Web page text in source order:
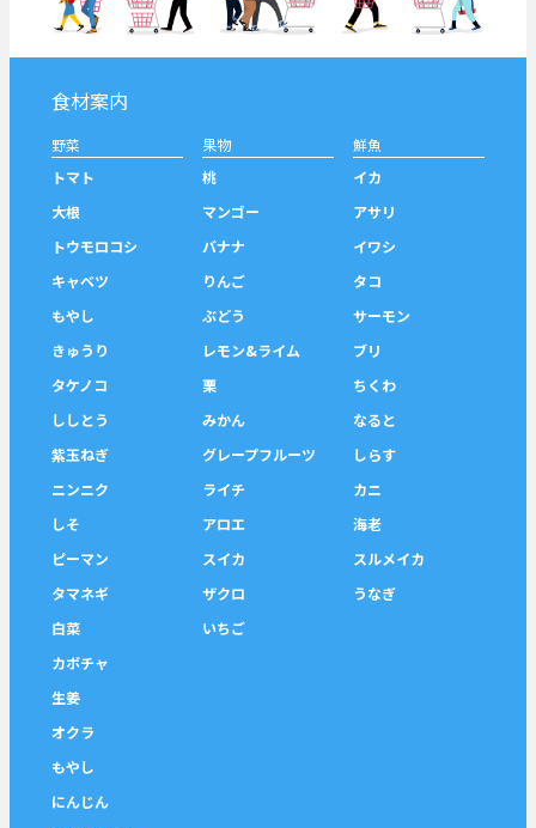
食材案内
野菜
トマト
大根
トウモロコシ
キャベツ
もやし
きゅうり
タケノコ
ししとう
紫玉ねぎ
ニンニク
しそ
ピーマン
タマネギ
白菜
カボチャ
生姜
オクラ
もやし
にんじん
果物
桃
マンゴー
バナナ
りんご
ぶどう
レモン&ライム
栗
みかん
グレープフルーツ
ライチ
アロエ
スイカ
ザクロ
いちご
鮮魚
イカ
アサリ
イワシ
タコ
サーモン
ブリ
ちくわ
なると
しらす
カニ
海老
スルメイカ
うなぎ